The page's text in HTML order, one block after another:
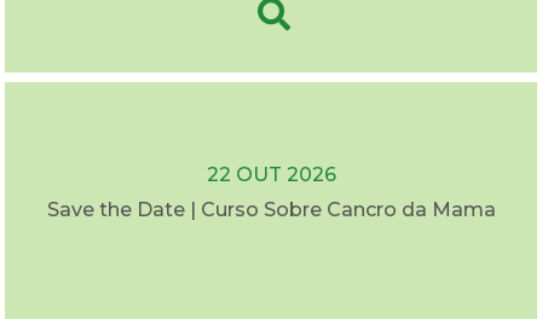
22 OUT 2026
Save the Date | Curso Sobre Cancro da Mama